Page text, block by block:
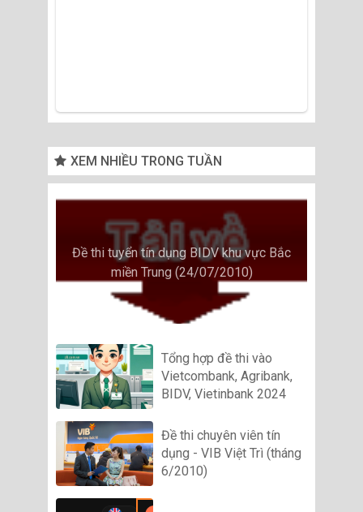
XEM NHIỀU TRONG TUẦN
Đề thi tuyển tín dụng BIDV khu vực Bắc
miền Trung (24/07/2010)
Tổng hợp đề thi vào
Vietcombank, Agribank,
BIDV, Vietinbank 2024
Đề thi chuyên viên tín
dụng - VIB Việt Trì (tháng
6/2010)